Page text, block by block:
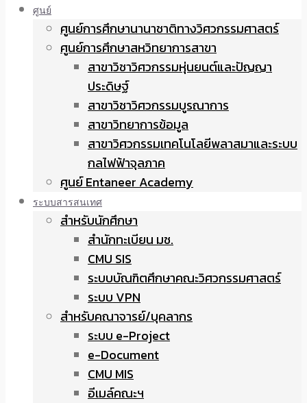
ศูนย์
ศูนย์การศึกษานานาชาติทางวิศวกรรมศาสตร์
ศูนย์การศึกษาสหวิทยาการสาขา
สาขาวิชาวิศวกรรมหุ่นยนต์และปัญญา
ประดิษฐ์
สาขาวิชาวิศวกรรมบูรณาการ
สาขาวิทยาการข้อมูล
สาขาวิศวกรรมเทคโนโลยีพลาสมาและระบบ
กลไฟฟ้าจุลภาค
ศูนย์ Entaneer Academy
ระบบสารสนเทศ
สำหรับนักศึกษา
สำนักทะเบียน มช.
CMU SIS
ระบบบัณฑิตศึกษาคณะวิศวกรรมศาสตร์
ระบบ VPN
สำหรับคณาจารย์/บุคลากร
ระบบ e-Project
e-Document
CMU MIS
อีเมล์คณะฯ